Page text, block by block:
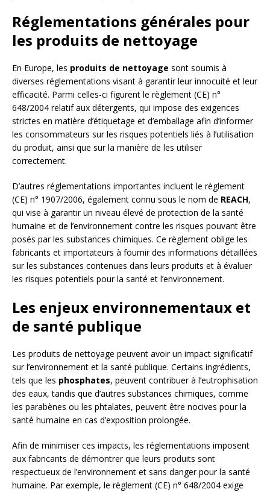
Réglementations générales pour
les produits de nettoyage
En Europe, les produits de nettoyage sont soumis à
diverses réglementations visant à garantir leur innocuité et leur
efficacité. Parmi celles-ci figurent le règlement (CE) n°
648/2004 relatif aux détergents, qui impose des exigences
strictes en matière d’étiquetage et d’emballage afin d’informer
les consommateurs sur les risques potentiels liés à l’utilisation
du produit, ainsi que sur la manière de les utiliser
correctement.
D’autres réglementations importantes incluent le règlement
(CE) n° 1907/2006, également connu sous le nom de REACH,
qui vise à garantir un niveau élevé de protection de la santé
humaine et de l’environnement contre les risques pouvant être
posés par les substances chimiques. Ce règlement oblige les
fabricants et importateurs à fournir des informations détaillées
sur les substances contenues dans leurs produits et à évaluer
les risques potentiels pour la santé et l’environnement.
Les enjeux environnementaux et
de santé publique
Les produits de nettoyage peuvent avoir un impact significatif
sur l’environnement et la santé publique. Certains ingrédients,
tels que les phosphates, peuvent contribuer à l’eutrophisation
des eaux, tandis que d’autres substances chimiques, comme
les parabènes ou les phtalates, peuvent être nocives pour la
santé humaine en cas d’exposition prolongée.
Afin de minimiser ces impacts, les réglementations imposent
aux fabricants de démontrer que leurs produits sont
respectueux de l’environnement et sans danger pour la santé
humaine. Par exemple, le règlement (CE) n° 648/2004 exige